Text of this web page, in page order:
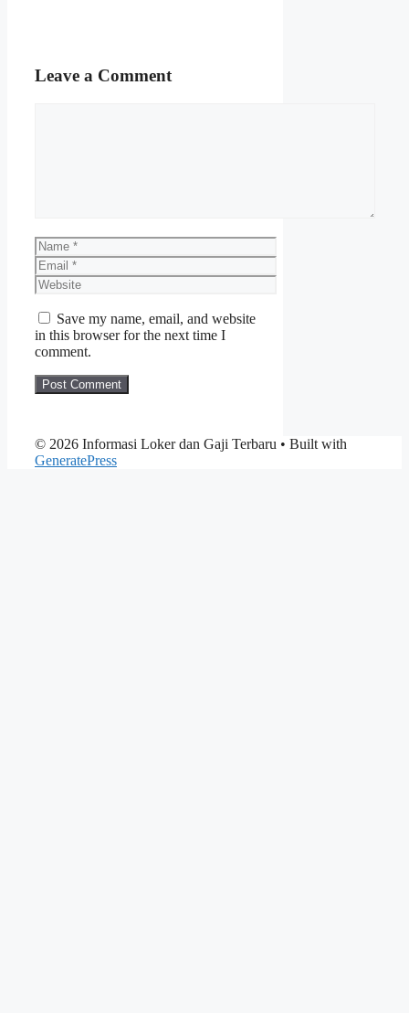
Leave a Comment
Name
Email
Website
Save my name, email, and website
in this browser for the next time I
comment.
© 2026 Informasi Loker dan Gaji Terbaru • Built with
GeneratePress